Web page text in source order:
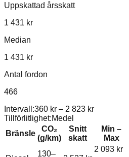
Uppskattad årsskatt
1 431 kr
Median
1 431 kr
Antal fordon
466
Intervall:360 kr – 2 823 kr
Tillförlitlighet:Medel
Bränsle
CO₂
(g/km)
Snitt
skatt
Min –
Max
130–
2 093 kr